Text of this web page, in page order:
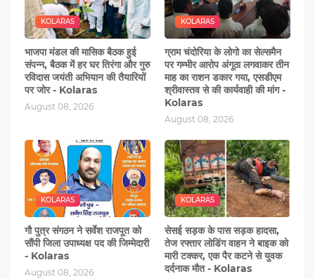
KOLARAS
भाजपा मंडल की मासिक बैठक हुई
संपन्न, बैठक में हर घर तिरंगा और गुरु
रविदास जयंती अभियान की तैयारियों
पर जोर - Kolaras
August 08, 2026
KOLARAS
ग्राम चंदोरिया के लोगो का सेल्समैन
पर गम्‍भीर आरोप अंगूठा लगवाकर तीन
माह का राशन डकार गया, एसडीएम
श्रीवास्‍तव से की कार्यवाही की मांग -
Kolaras
August 08, 2026
KOLARAS
गौ पुत्र संगठन ने सर्वेश राजपूत को
सौंपी जिला उपाध्यक्ष पद की जिम्‍मेदारी
- Kolaras
August 08, 2026
KOLARAS
सेसई सड़क के पास सड़क हादसा,
तेज रफ्तार लोडिंग वाहन ने बाइक को
मारी टक्‍कर, एक पैर कटने से युवक
दर्दनाक मौत - Kolaras